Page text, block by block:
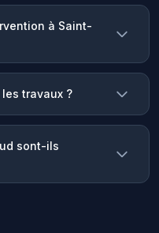
à Saint-
travaux ?
sont-ils